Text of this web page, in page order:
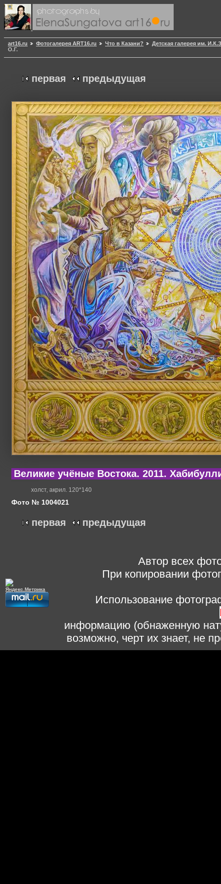
art16.ru Фотогалерея ART16.ru Что в Казани?
Детская галерея им.
О.Г.
первая предыдущая
Великие учёные Востока. 2011.
холст, акрил. 120*140
Фото № 1004021
первая предыдущая
Автор всех
При копировании
Использование
информацию (обнаженную
возможно, черт их знает, не